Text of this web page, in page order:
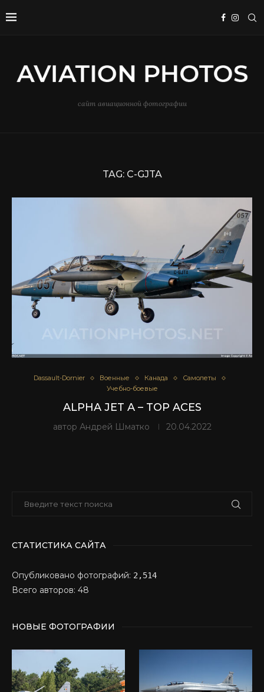
сайт авиационной фотографии
TAG: C-GJTA
Dassault-Dornier Военные Канада
Самолеты
Учебно-боевые
ALPHA JET A – TOP ACES
автор Андрей Шматко 20.04.2022
СТАТИСТИКА САЙТА
Опубликовано фотографий: 2,514
Всего авторов: 48
НОВЫЕ ФОТОГРАФИИ